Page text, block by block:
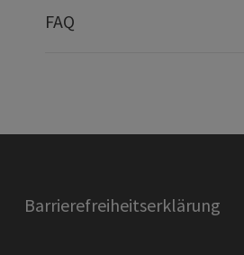
FAQ
Barrierefreiheitserklärung